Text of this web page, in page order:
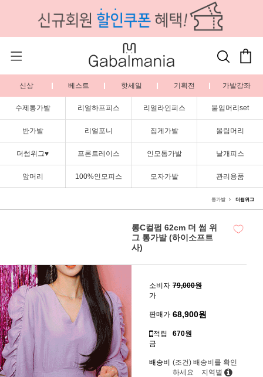
신상 베스트 핫세일 기획전 가발강좌
수제통가발 리얼하프피스 리얼라인피스 붙임머리set
반가발 리얼포니 집게가발 올림머리
더썸위그♥ 프론트레이스 인모통가발 낱개피스
앞머리 100%인모피스 모자가발 관리용품
통가발 더썸위그
롱C컬펌 62cm 더 썸 위
그 통가발 (하이소프트
사)
소비자
가
79,000원
판매가 68,900원
적립
금
670원
배송비 (조건) 배송비를 확인
하세요
지역별